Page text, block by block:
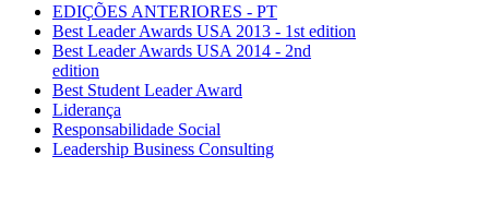
EDIÇÕES ANTERIORES - PT
Best Leader Awards USA 2013 - 1st edition
Best Leader Awards USA 2014 - 2nd
edition
Best Student Leader Award
Liderança
Responsabilidade Social
Leadership Business Consulting